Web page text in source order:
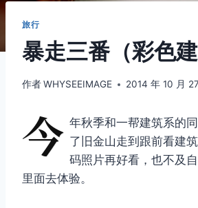
旅行
暴走三番（彩色建
作者WHYSEEIMAGE 2014 年 10 月
今 年秋季和一帮建筑系的
了旧金山走到跟前看建
码照片再好看，也不及
里面去体验。